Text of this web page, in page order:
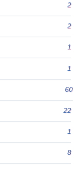
2
2
1
1
60
22
1
8